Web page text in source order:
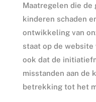
Maatregelen die de
kinderen schaden
ontwikkeling van
staat op de website
ook dat de
misstanden aan de
betrekking tot het